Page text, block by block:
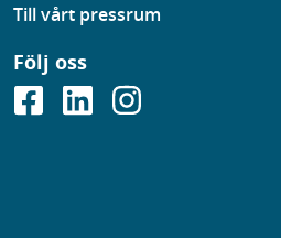
Till vårt pressrum
Följ oss